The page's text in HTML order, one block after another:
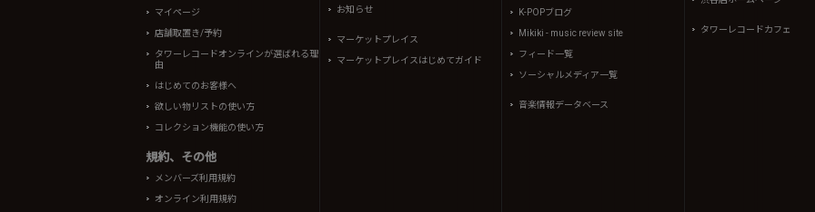
マイページ
店舗取置き/予約
タワーレコードオンラインが選ばれる理
由
はじめてのお客様へ
欲しい物リストの使い方
コレクション機能の使い方
規約、その他
メンバーズ利用規約
オンライン利用規約
お知らせ
マーケットプレイス
マーケットプレイスはじめてガイド
K-POPブログ
Mikiki - music review site
フィード一覧
ソーシャルメディア一覧
音楽情報データベース
タワーレコードカフェ